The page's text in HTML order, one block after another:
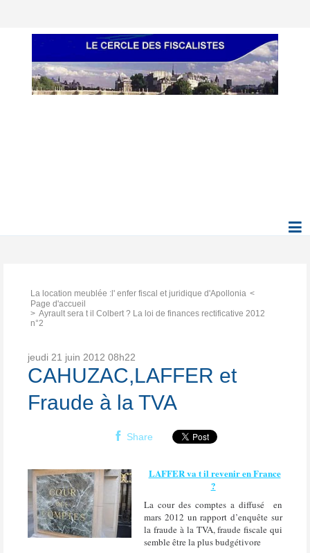
La location meublée :l' enfer fiscal et juridique d'Apollonia
Page d'accueil
Ayrault sera t il Colbert ? La loi de finances rectificative 2012
n°2
jeudi 21 juin 2012 08h22
CAHUZAC,LAFFER et
Fraude à la TVA
Share
LAFFER va t il revenir en France
?
La cour des comptes a diffusé en
mars 2012 un rapport d’enquête sur
la fraude à la TVA, fraude fiscale qui
semble être la plus budgétivore